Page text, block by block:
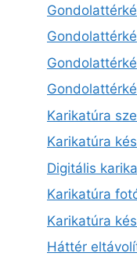
Karikatúra
Karikatúra
Digitális
Karikatúra
Karikatúra
Háttér